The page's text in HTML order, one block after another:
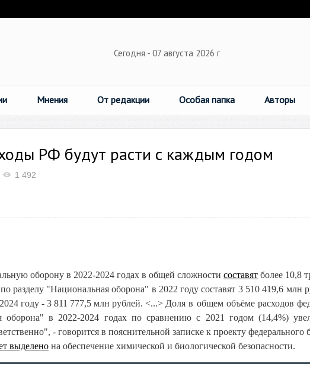
Сегодня - 07 августа 2026 г
Мнения От редакции Особая папка Авторы
РФ будут расти с каждым годом
1 492
оборону в 2022-2024 годах в общей сложности составят более 10,8
разделу "Национальная оборона" в 2022 году составят 3 510 419,6 млн
году - 3 811 777,5 млн рублей. <...> Доля в общем объёме расходов
оборона" в 2022-2024 годах по сравнению с 2021 годом (14,4%)
", - говорится в пояснительной записке к проекту федерального
выделено на обеспечение химической и биологической безопасности.